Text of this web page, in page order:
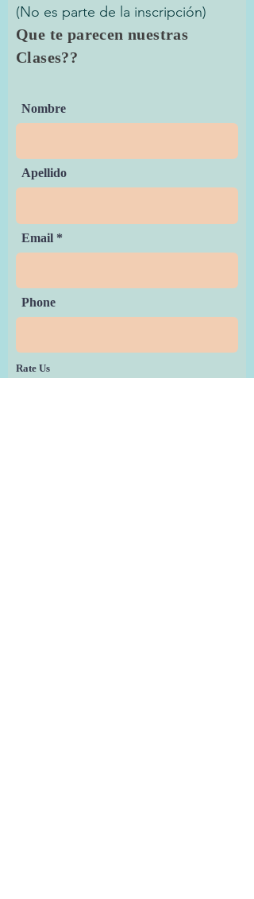
(No es parte de la inscripción)
Que te parecen nuestras
Clases??
Nombre
Apellido
Email
Phone
Rate Us